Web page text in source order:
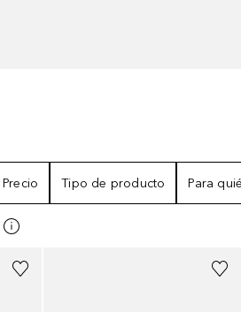
Precio Tipo de producto Para